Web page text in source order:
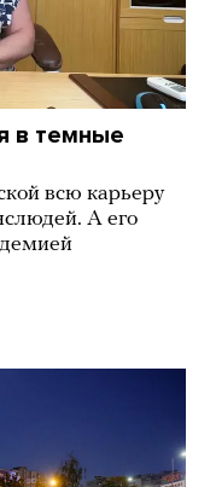
в темные
всю карьеру
А его